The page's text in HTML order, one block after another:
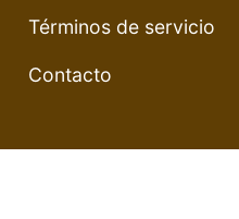
Términos de servicio
Contacto